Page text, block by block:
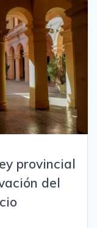
provincial
del